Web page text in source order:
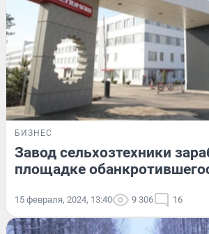
БИЗНЕС
Завод сельхозтехники
площадке
15 февраля, 2024, 13:40 9 306 16